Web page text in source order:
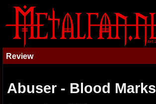
Review
Abuser - Blood Marks